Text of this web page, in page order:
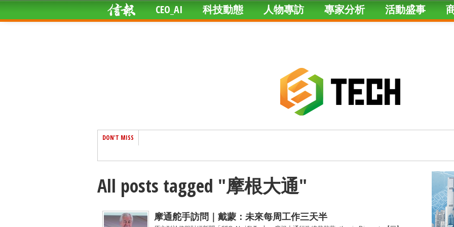
CEO_AI 科技動態 人物專訪 專家分析 活動盛事
DON'T MISS
All posts tagged "摩根大通"
摩通舵手訪問｜戴蒙：未來每周工作三天半